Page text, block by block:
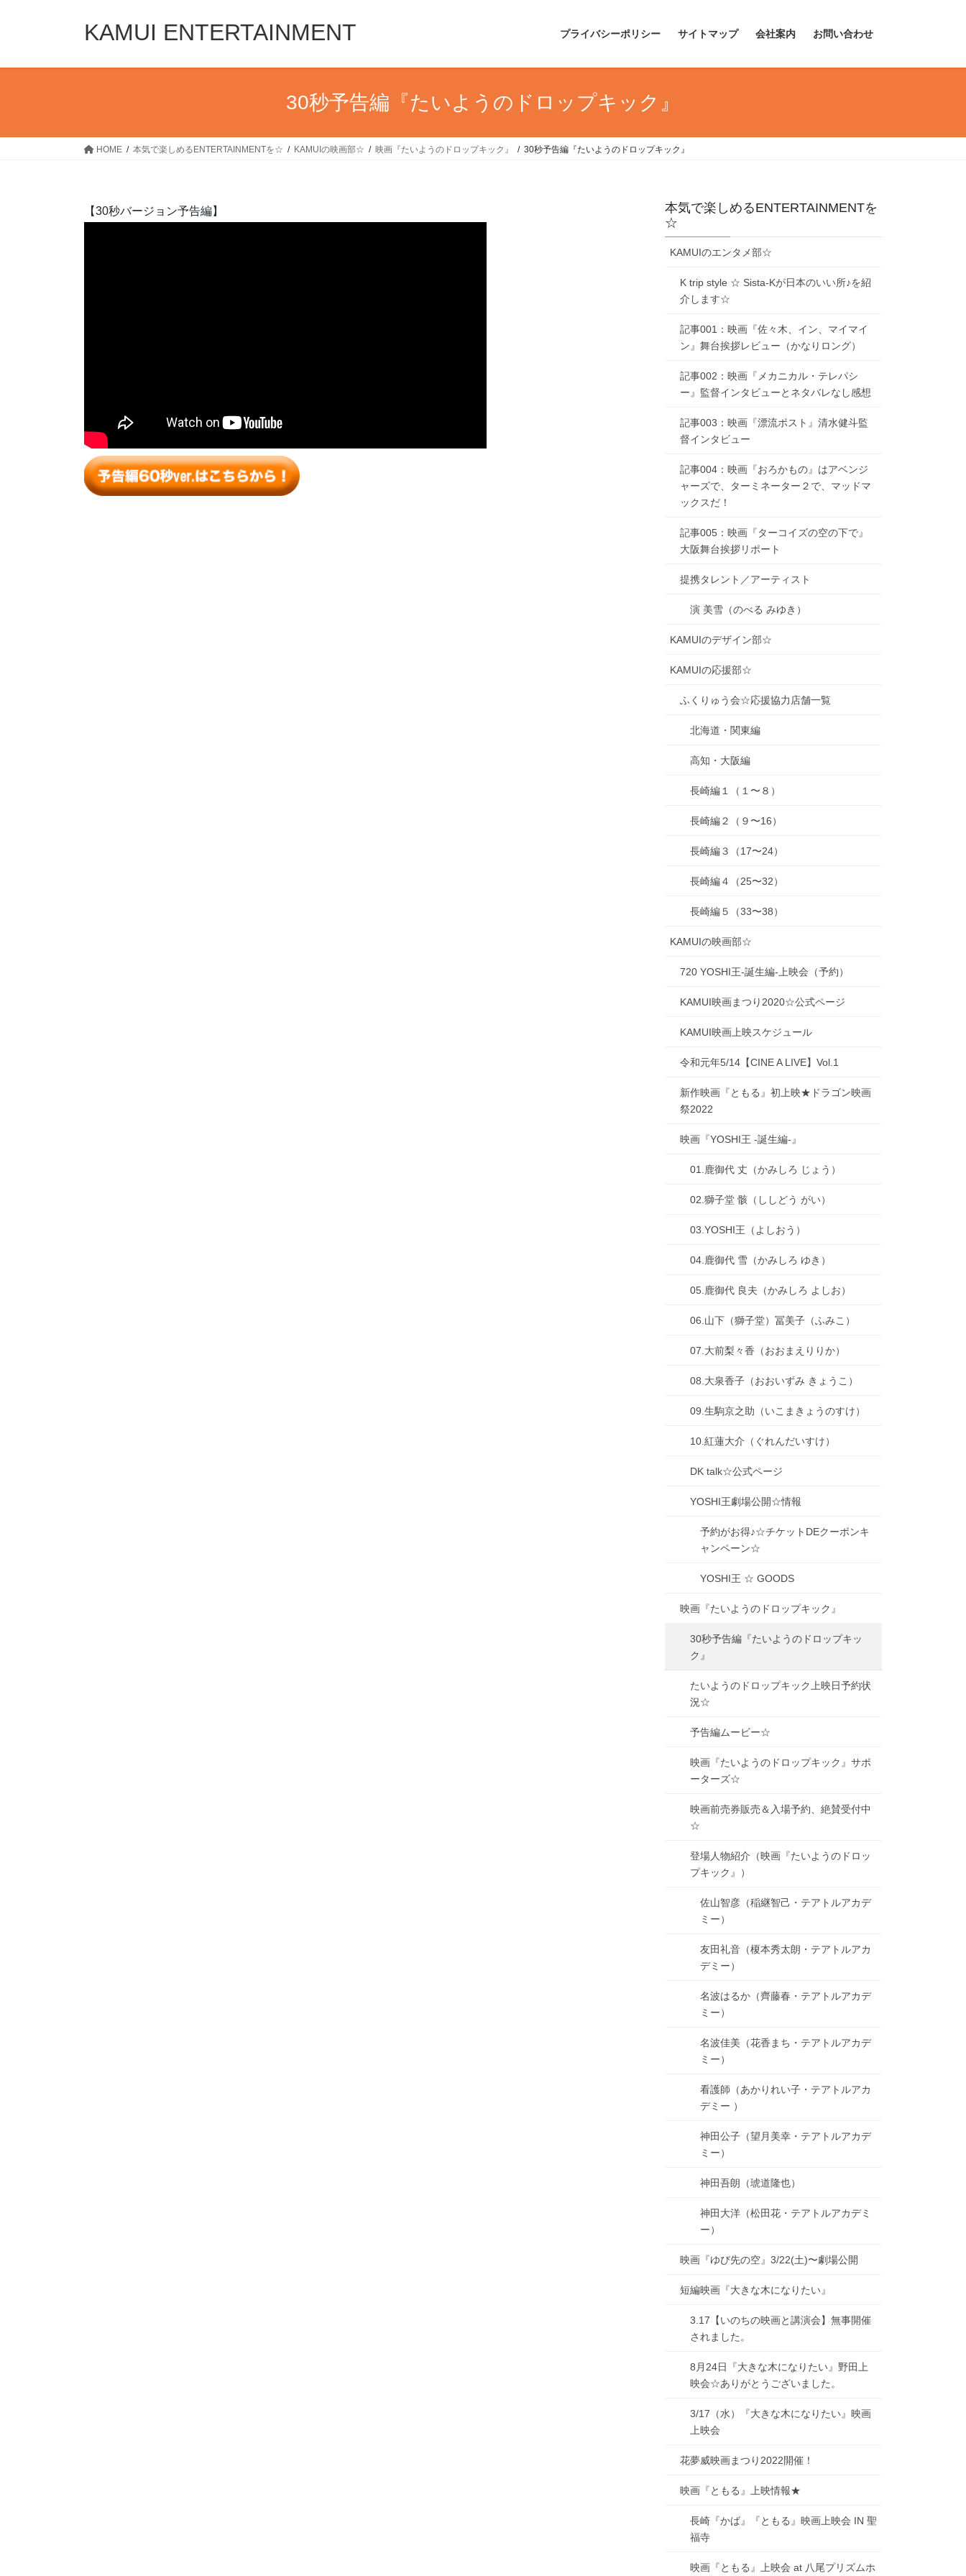
KAMUI ENTERTAINMENT プライバシーポリシー サイトマップ 会社案内 お問い合わせ
30秒予告編『たいようのドロップキック』
HOME 本気で楽しめるENTERTAINMENTを☆ KAMUIの映画部☆ 映画『たいようのドロップキック』 30秒予告編『たいようのドロップキック』
【30秒バージョン予告編】
本気で楽しめるENTERTAINMENTを
☆
KAMUIのエンタメ部☆
K trip style ☆ Sista-Kが日本のいい所♪を紹
介します☆
記事001：映画『佐々木、イン、マイマイ
ン』舞台挨拶レビュー（かなりロング）
記事002：映画『メカニカル・テレパシ
ー』監督インタビューとネタバレなし感想
記事003：映画『漂流ポスト』清水健斗監
督インタビュー
記事004：映画『おろかもの』はアベンジ
ャーズで、ターミネーター２で、マッドマ
ックスだ！
記事005：映画『ターコイズの空の下で』
大阪舞台挨拶リポート
提携タレント／アーティスト
演 美雪（のべる みゆき）
KAMUIのデザイン部☆
KAMUIの応援部☆
ふくりゅう会☆応援協力店舗一覧
北海道・関東編
高知・大阪編
長崎編１（１〜８）
長崎編２（９〜16）
長崎編３（17〜24）
長崎編４（25〜32）
長崎編５（33〜38）
KAMUIの映画部☆
720 YOSHI王-誕生編-上映会（予約）
KAMUI映画まつり2020☆公式ページ
KAMUI映画上映スケジュール
令和元年5/14【CINE A LIVE】Vol.1
新作映画『ともる』初上映★ドラゴン映画
祭2022
映画『YOSHI王 -誕生編-』
01.鹿御代 丈（かみしろ じょう）
02.獅子堂 骸（ししどう がい）
03.YOSHI王（よしおう）
04.鹿御代 雪（かみしろ ゆき）
05.鹿御代 良夫（かみしろ よしお）
06.山下（獅子堂）冨美子（ふみこ）
07.大前梨々香（おおまえりりか）
08.大泉香子（おおいずみ きょうこ）
09.生駒京之助（いこまきょうのすけ）
10.紅蓮大介（ぐれんだいすけ）
DK talk☆公式ページ
YOSHI王劇場公開☆情報
予約がお得♪☆チケットDEクーポンキ
ャンペーン☆
YOSHI王 ☆ GOODS
映画『たいようのドロップキック』
30秒予告編『たいようのドロップキッ
ク』
たいようのドロップキック上映日予約状
況☆
予告編ムービー☆
映画『たいようのドロップキック』サポ
ーターズ☆
映画前売券販売＆入場予約、絶賛受付中
☆
登場人物紹介（映画『たいようのドロッ
プキック』）
佐山智彦（稲継智己・テアトルアカデ
ミー）
友田礼音（榎本秀太朗・テアトルアカ
デミー）
名波はるか（齊藤春・テアトルアカデ
ミー）
名波佳美（花香まち・テアトルアカデ
ミー）
看護師（あかりれい子・テアトルアカ
デミー ）
神田公子（望月美幸・テアトルアカデ
ミー）
神田吾朗（琥道隆也）
神田大洋（松田花・テアトルアカデミ
ー）
映画『ゆび先の空』3/22(土)〜劇場公開
短編映画『大きな木になりたい』
3.17【いのちの映画と講演会】無事開催
されました。
8月24日『大きな木になりたい』野田上
映会☆ありがとうございました。
3/17（水）『大きな木になりたい』映画
上映会
花夢威映画まつり2022開催！
映画『ともる』上映情報★
長崎『かば』『ともる』映画上映会 IN 聖
福寺
映画『ともる』上映会 at 八尾プリズムホ